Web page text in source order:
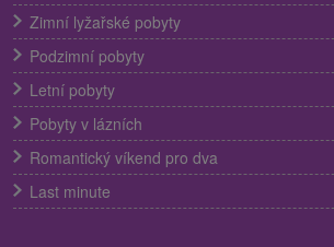
Zimní lyžařské pobyty
Podzimní pobyty
Letní pobyty
Pobyty v lázních
Romantický víkend pro dva
Last minute